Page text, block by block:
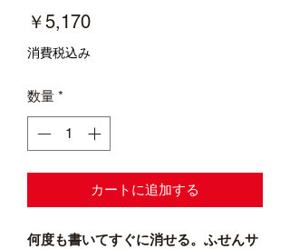
￥5,170価
格
消費税込み
数量 *
カートに追加する
何度も書いてすぐに消せる。ふせんサ